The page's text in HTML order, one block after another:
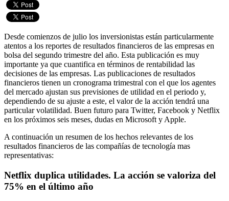
Desde comienzos de julio los inversionistas están particularmente
atentos a los reportes de resultados financieros de las empresas en
bolsa del segundo trimestre del año. Esta publicación es muy
importante ya que cuantifica en términos de rentabilidad las
decisiones de las empresas. Las publicaciones de resultados
financieros tienen un cronograma trimestral con el que los agentes
del mercado ajustan sus previsiones de utilidad en el periodo y,
dependiendo de su ajuste a este, el valor de la acción tendrá una
particular volatilidad. Buen futuro para Twitter, Facebook y Netflix
en los próximos seis meses, dudas en Microsoft y Apple.
A continuación un resumen de los hechos relevantes de los
resultados financieros de las compañías de tecnología mas
representativas:
Netflix duplica utilidades. La acción se valoriza del
75% en el último año